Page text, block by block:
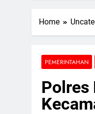
Home
PEMERINTAHAN
Polres